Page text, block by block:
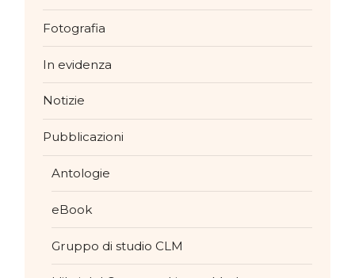
Fotografia
In evidenza
Notizie
Pubblicazioni
Antologie
eBook
Gruppo di studio CLM